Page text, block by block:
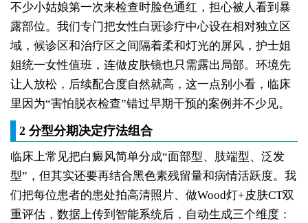
不少小姑娘第一次来检查时脸色通红，担心被人看到暴
露部位。我们专门把女性白斑诊疗中心设在相对独立区
域，候诊区和治疗区之间隔着柔和灯光的屏风，护士姐
姐统一女性值班，连做皮肤镜也只需露出局部。环境先
让人放松，后续配合度自然就高，这一点别小看，临床
里因为“害怕脱衣检查”错过早期干预的案例并不少见。
2 分型分期决定疗法组合
临床上常见把白癜风简单分成“面部型、肢端型、泛发
型”，但其实还要再结合黑色素残留量和病情活跃度。我
们把每位患者的患处拍高清照片、做Wood灯+皮肤CT双
重评估，数据上传到智能系统后，自动生成三个维度：